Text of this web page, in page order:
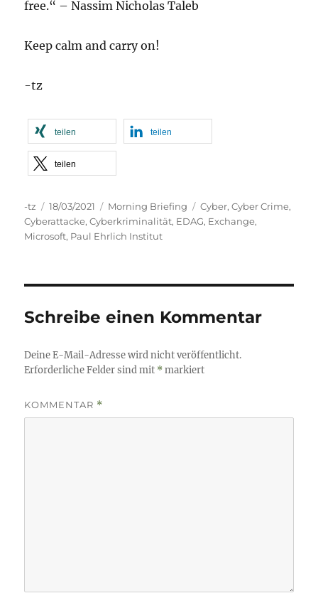
free.“ – Nassim Nicholas Taleb
Keep calm and carry on!
-tz
teilen teilen
teilen
Autor
-tz
Veröffentlicht
am
18/03/2021 Kategorien
Morning Briefing Schlagwörter
Cyber,Cyber Crime,
Cyberattacke,Cyberkriminalität, EDAG, Exchange,
Microsoft, Paul Ehrlich Institut
Schreibe einen Kommentar
Deine E-Mail-Adresse wird nicht veröffentlicht.
Erforderliche Felder sind mit *markiert
KOMMENTAR *